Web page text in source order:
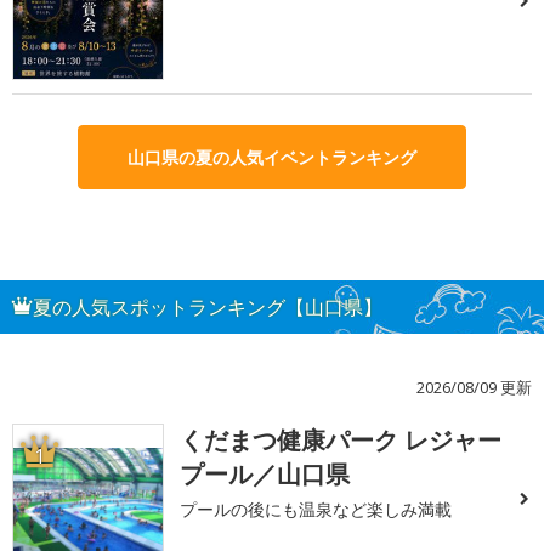
山口県の夏の人気イベントランキング
夏の人気スポットランキング【山口県】
2026/08/09 更新
1
くだまつ健康パーク レジャー
プール／山口県
プールの後にも温泉など楽しみ満載